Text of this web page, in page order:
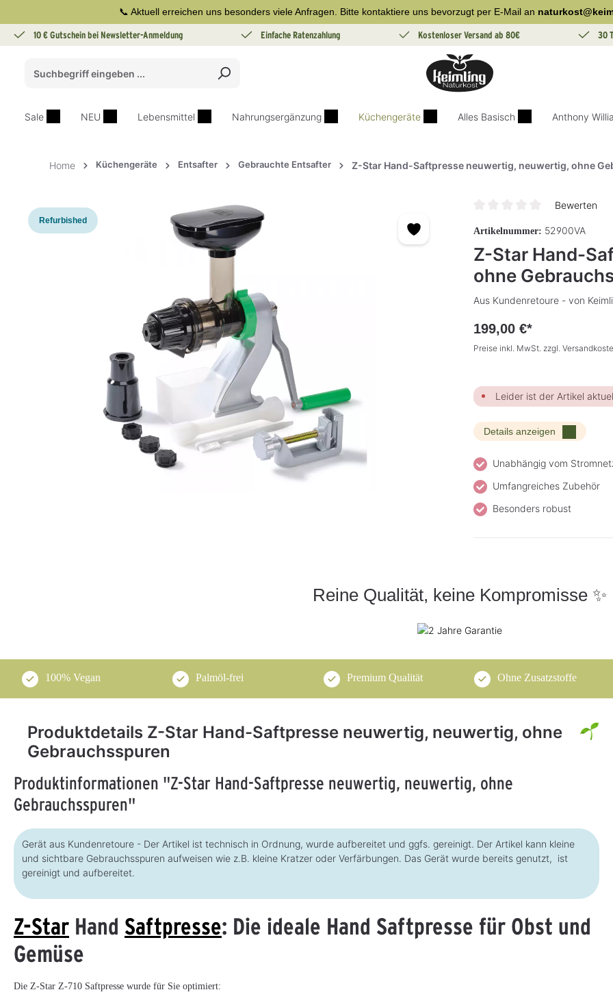
Zur Hauptnavigation springen📞 Aktuell erreichen uns besonders viele Anfragen. Bitte kontaktiere uns bevorzugt per E-Mail an
10 € Gutschein bei Newsletter-Anmeldung Einfache Ratenzahlung Kostenloser Versand ab 80€ 30
Sale NEU Lebensmittel Nahrungsergänzung Küchengeräte Alles Basisch Anthony
Home Küchengeräte Entsafter Gebrauchte Entsafter Z-Star Hand-Saftpresse neuwertig, neuwertig, ohne
Refurbished
Bewerten
Artikelnummer: 52900VA
Z-Star Hand-
ohne
Aus Kundenretoure - von
199,00 €*
Preise inkl. MwSt. zzgl.
Leider ist der Artikel
Details anzeigen
Unabhängig vom
Umfangreiches Zubehör
Besonders robust
Reine Qualität, keine Kompromisse ✨
100% Vegan Palmöl-frei Premium Qualität Ohne Zusatzstoffe
Produktdetails Z-Star Hand-Saftpresse neuwertig, neuwertig, ohne
Gebrauchsspuren
Produktinformationen "Z-Star Hand-Saftpresse neuwertig, neuwertig, ohne
Gebrauchsspuren"
Gerät aus Kundenretoure - Der Artikel ist technisch in Ordnung, wurde aufbereitet und ggfs. gereinigt. Der Artikel kann kleine
und sichtbare Gebrauchsspuren aufweisen wie z.B. kleine Kratzer oder Verfärbungen. Das Gerät wurde bereits genutzt, ist
gereinigt und aufbereitet.
Z-Star Hand Saftpresse: Die ideale Hand Saftpresse für Obst und
Gemüse
Die Z-Star Z-710 Saftpresse wurde für Sie optimiert: